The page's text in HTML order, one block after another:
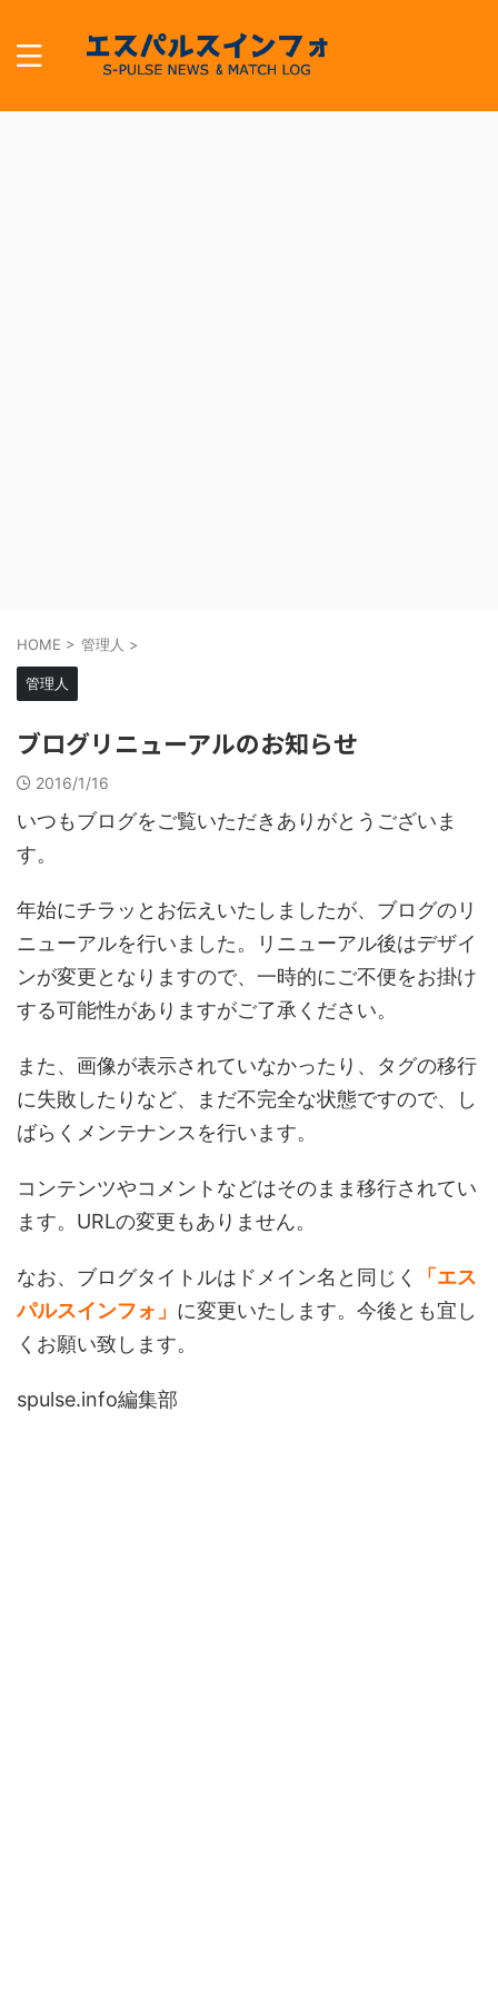
HOME > 管理人 >
管理人
ブログリニューアルのお知らせ
2016/1/16
いつもブログをご覧いただきありがとうございま
す。
年始にチラッとお伝えいたしましたが、ブログのリ
ニューアルを行いました。リニューアル後はデザイ
ンが変更となりますので、一時的にご不便をお掛け
する可能性がありますがご了承ください。
また、画像が表示されていなかったり、タグの移行
に失敗したりなど、まだ不完全な状態ですので、し
ばらくメンテナンスを行います。
コンテンツやコメントなどはそのまま移行されてい
ます。URLの変更もありません。
なお、ブログタイトルはドメイン名と同じく
「エス
パルスインフォ」 に変更いたします。今後とも宜し
くお願い致します。
spulse.info編集部